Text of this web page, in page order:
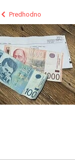
Predhodno